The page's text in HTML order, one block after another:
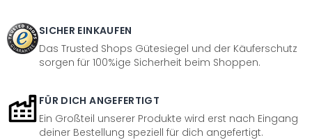
SICHER EINKAUFEN
Das Trusted Shops Gütesiegel und der Käuferschutz
sorgen für 100%ige Sicherheit beim Shoppen.
FÜR DICH ANGEFERTIGT
Ein Großteil unserer Produkte wird erst nach Eingang
deiner Bestellung speziell für dich angefertigt.